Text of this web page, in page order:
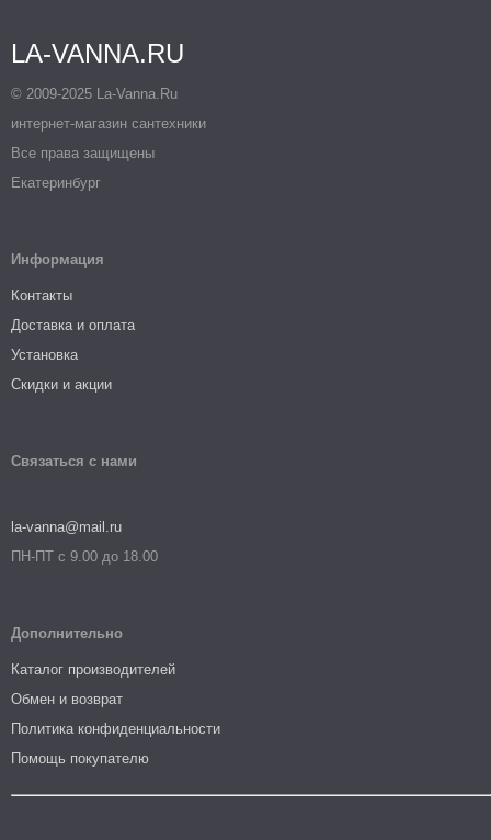
LA-VANNA.RU
© 2009-2025 La-Vanna.Ru
интернет-магазин сантехники
Все права защищены
Екатеринбург
Информация
Контакты
Доставка и оплата
Установка
Скидки и акции
Связаться с нами
la-vanna@mail.ru
ПН-ПТ с 9.00 до 18.00
Дополнительно
Каталог производителей
Обмен и возврат
Политика конфиденциальности
Помощь покупателю